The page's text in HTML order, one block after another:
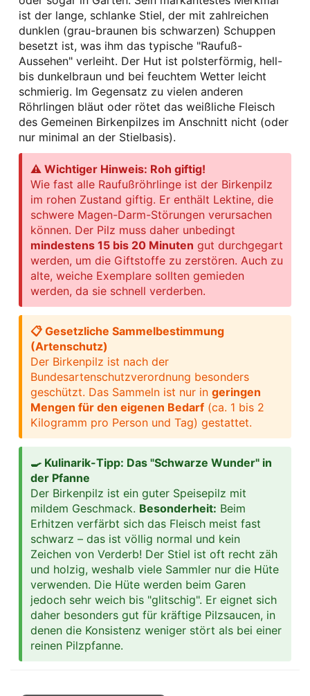
ist der lange, schlanke Stiel, der mit zahlreichen
dunklen (grau-braunen bis schwarzen) Schuppen
besetzt ist, was ihm das typische "Raufuß-
Aussehen" verleiht. Der Hut ist polsterförmig, hell-
bis dunkelbraun und bei feuchtem Wetter leicht
schmierig. Im Gegensatz zu vielen anderen
Röhrlingen bläut oder rötet das weißliche Fleisch
des Gemeinen Birkenpilzes im Anschnitt nicht (oder
nur minimal an der Stielbasis).
⚠ Wichtiger Hinweis: Roh giftig!
Wie fast alle Raufußröhrlinge ist der Birkenpilz
im rohen Zustand giftig. Er enthält Lektine, die
schwere Magen-Darm-Störungen verursachen
können. Der Pilz muss daher unbedingt
mindestens 15 bis 20 Minuten gut durchgegart
werden, um die Giftstoffe zu zerstören. Auch zu
alte, weiche Exemplare sollten gemieden
werden, da sie schnell verderben.
📋 Gesetzliche Sammelbestimmung
(Artenschutz)
Der Birkenpilz ist nach der
Bundesartenschutzverordnung besonders
geschützt. Das Sammeln ist nur in geringen
Mengen für den eigenen Bedarf (ca. 1 bis 2
Kilogramm pro Person und Tag) gestattet.
🍳 Kulinarik-Tipp: Das "Schwarze Wunder" in
der Pfanne
Der Birkenpilz ist ein guter Speisepilz mit
mildem Geschmack. Besonderheit: Beim
Erhitzen verfärbt sich das Fleisch meist fast
schwarz – das ist völlig normal und kein
Zeichen von Verderb! Der Stiel ist oft recht zäh
und holzig, weshalb viele Sammler nur die Hüte
verwenden. Die Hüte werden beim Garen
jedoch sehr weich bis "glitschig". Er eignet sich
daher besonders gut für kräftige Pilzsaucen, in
denen die Konsistenz weniger stört als bei einer
reinen Pilzpfanne.